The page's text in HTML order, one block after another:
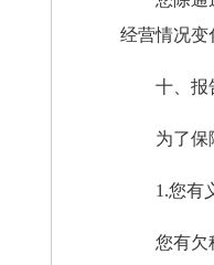
经营情况变
十、报
为了保
1.您有
您有欠